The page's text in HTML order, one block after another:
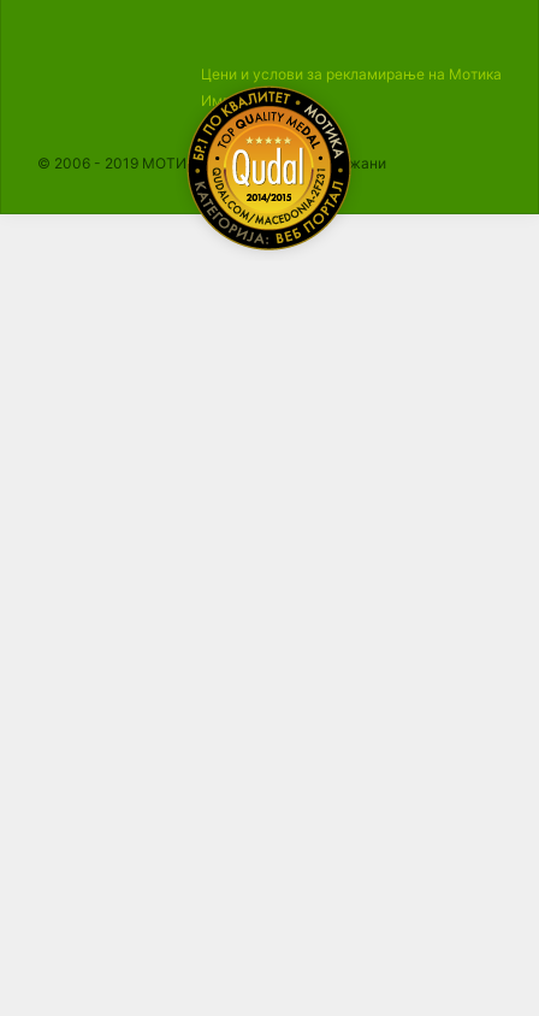
Цени и услови за рекламирање на Мотика
Импресум
© 2006 - 2019 МОТИКА, Сите права се задржани